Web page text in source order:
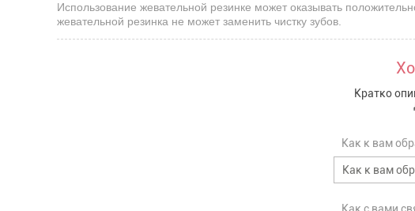
Использование жевательной резинке может оказывать
жевательной резинка не может заменить чистку зубов.
Кратко
Как к вам